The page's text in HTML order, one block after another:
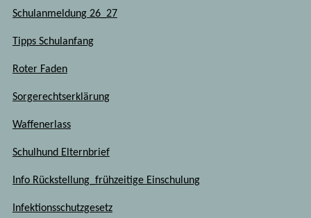
Schulanmeldung 26_27
Tipps Schulanfang
Roter Faden
Sorgerechtserklärung
Waffenerlass
Schulhund Elternbrief
Info Rückstellung_frühzeitige Einschulung
Infektionsschutzgesetz